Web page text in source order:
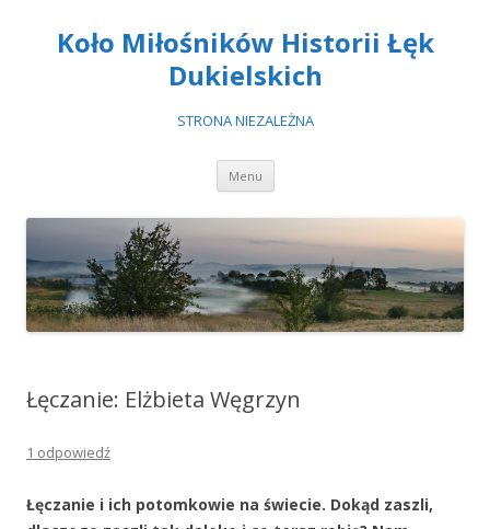
Koło Miłośników Historii Łęk
Dukielskich
STRONA NIEZALEŻNA
Menu Przeskocz
treści
Łęczanie: Elżbieta Węgrzyn
1 odpowiedź
Łęczanie i ich potomkowie na świecie. Dokąd zaszli,